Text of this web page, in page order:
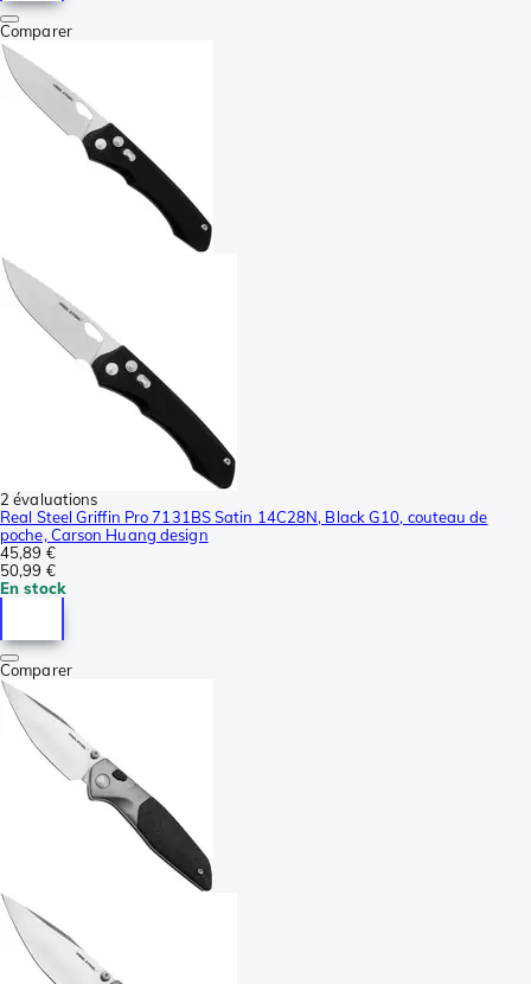
Comparer
2 évaluations
Real Steel Griffin Pro 7131BS Satin 14C28N, Black G10, couteau de
poche, Carson Huang design
45,89 €
50,99 €
En stock
Comparer